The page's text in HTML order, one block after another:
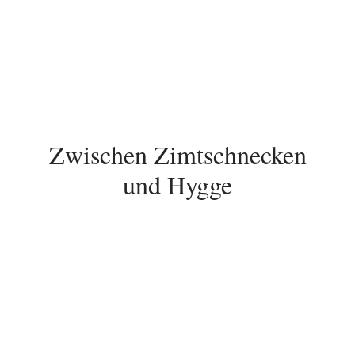
Zwischen Zimtschnecken
und Hygge